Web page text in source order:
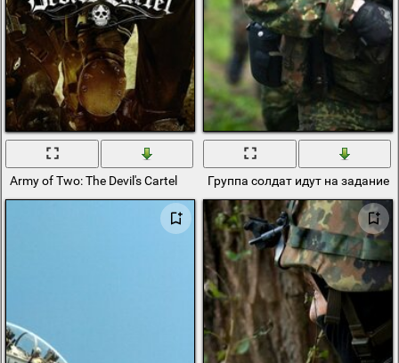
Army of Two: The Devil's Cartel Группа солдат идут на задание